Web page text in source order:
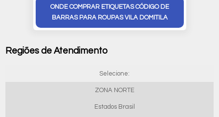
ONDE COMPRAR ETIQUETAS CÓDIGO DE
BARRAS PARA ROUPAS VILA DOMITILA
Regiões de Atendimento
Selecione:
ZONA NORTE
Estados Brasil